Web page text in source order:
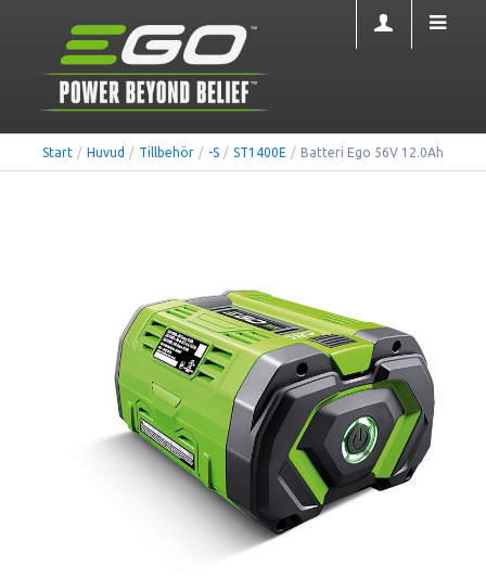
Start / Huvud / Tillbehör / -S / ST1400E / Batteri Ego 56V 12.0Ah